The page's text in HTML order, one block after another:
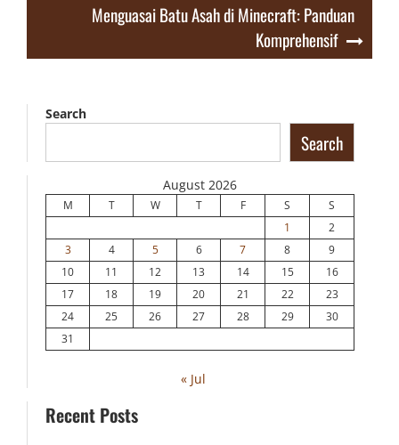
Menguasai Batu Asah di Minecraft: Panduan
Komprehensif
Search
Search
August 2026
M T W T F S
S
1
2
3
4 5 6 7 8
9
10
11 12 13 14 15
16
17
18 19 20 21 22
23
24
25 26 27 28 29
30
31
« Jul
Recent Posts